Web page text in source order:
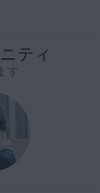
ティ
す